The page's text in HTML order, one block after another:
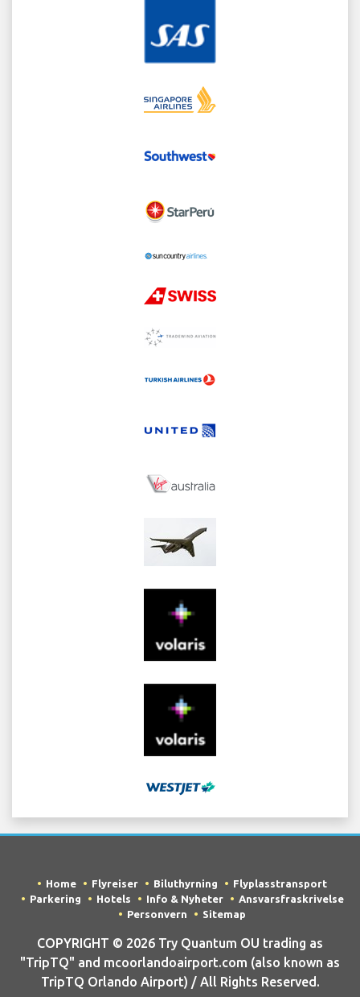
Home Flyreiser Biluthyrning
Flyplasstransport
Parkering
Hotels Info & Nyheter
Ansvarsfraskrivelse
Personvern
Sitemap
COPYRIGHT © 2026 Try Quantum OU trading as
"TripTQ" and mcoorlandoairport.com (also known as
TripTQ Orlando Airport) / All Rights Reserved.